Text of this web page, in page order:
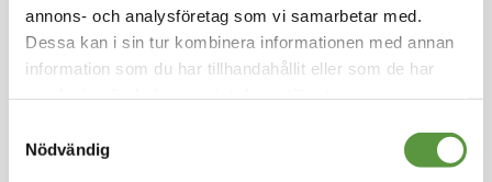
annons- och analysföretag som vi samarbetar med.
Dessa kan i sin tur kombinera informationen med annan
information som du har tillhandahållit eller som de har
Nödvändig
Fryst
Utg: Fullgott
2 Partier kvar
Artikel nummer